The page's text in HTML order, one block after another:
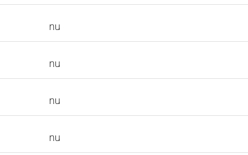
nu
nu
nu
nu